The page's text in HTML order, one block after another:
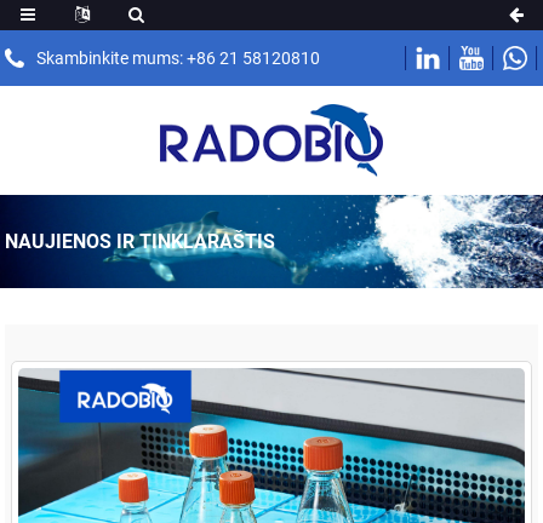
Skambinkite mums: +86 21 58120810
NAUJIENOS IR TINKLARAŠTIS